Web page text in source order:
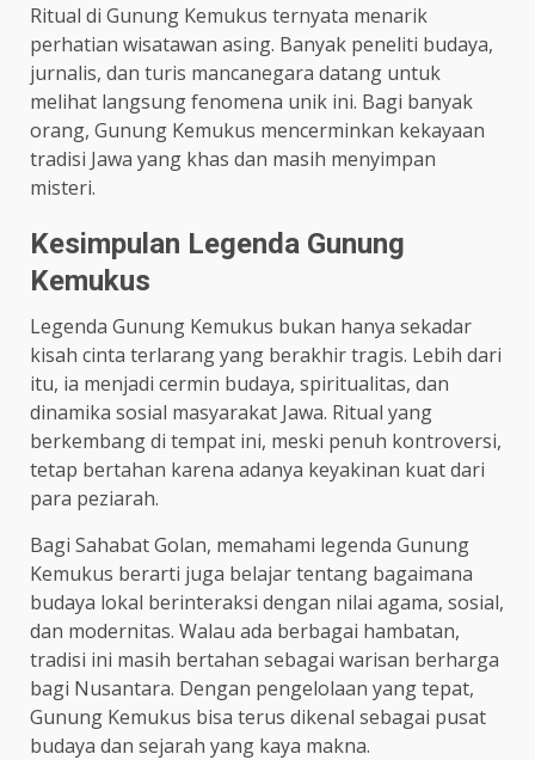
Ritual di Gunung Kemukus ternyata menarik
perhatian wisatawan asing. Banyak peneliti budaya,
jurnalis, dan turis mancanegara datang untuk
melihat langsung fenomena unik ini. Bagi banyak
orang, Gunung Kemukus mencerminkan kekayaan
tradisi Jawa yang khas dan masih menyimpan
misteri.
Kesimpulan Legenda Gunung
Kemukus
Legenda Gunung Kemukus bukan hanya sekadar
kisah cinta terlarang yang berakhir tragis. Lebih dari
itu, ia menjadi cermin budaya, spiritualitas, dan
dinamika sosial masyarakat Jawa. Ritual yang
berkembang di tempat ini, meski penuh kontroversi,
tetap bertahan karena adanya keyakinan kuat dari
para peziarah.
Bagi Sahabat Golan, memahami legenda Gunung
Kemukus berarti juga belajar tentang bagaimana
budaya lokal berinteraksi dengan nilai agama, sosial,
dan modernitas. Walau ada berbagai hambatan,
tradisi ini masih bertahan sebagai warisan berharga
bagi Nusantara. Dengan pengelolaan yang tepat,
Gunung Kemukus bisa terus dikenal sebagai pusat
budaya dan sejarah yang kaya makna.